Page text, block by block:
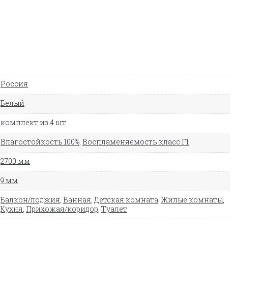
Россия
Белый
комплект из 4 шт
Влагостойкость 100%, Воспламеняемость класс Г1
2700 мм
9 мм
Балкон/лоджия, Ванная, Детская комната, Жилые комнаты,
Кухня, Прихожая/коридор, Туалет